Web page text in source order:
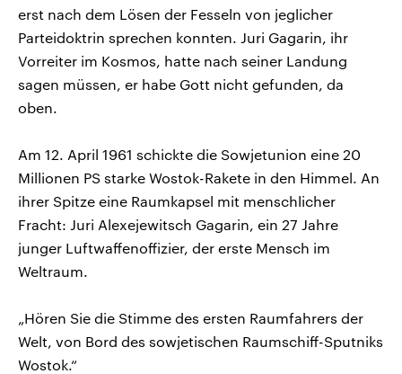
erst nach dem Lösen der Fesseln von jeglicher
Parteidoktrin sprechen konnten. Juri Gagarin, ihr
Vorreiter im Kosmos, hatte nach seiner Landung
sagen müssen, er habe Gott nicht gefunden, da
oben.
Am 12. April 1961 schickte die Sowjetunion eine 20
Millionen PS starke Wostok-Rakete in den Himmel. An
ihrer Spitze eine Raumkapsel mit menschlicher
Fracht: Juri Alexejewitsch Gagarin, ein 27 Jahre
junger Luftwaffenoffizier, der erste Mensch im
Weltraum.
„Hören Sie die Stimme des ersten Raumfahrers der
Welt, von Bord des sowjetischen Raumschiff-Sputniks
Wostok.“